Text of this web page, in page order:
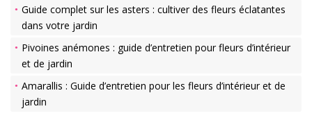
Guide complet sur les asters : cultiver des fleurs éclatantes
dans votre jardin
Pivoines anémones : guide d’entretien pour fleurs d’intérieur
et de jardin
Amarallis : Guide d’entretien pour les fleurs d’intérieur et de
jardin